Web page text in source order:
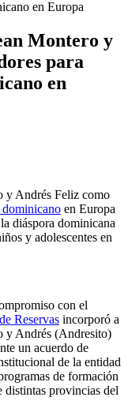
Montero y
para
en
y Andrés Feliz como
en Europa
diáspora dominicana
y adolescentes en
con el
Reservas incorporó a
y Andrés (Andresito)
un acuerdo de
de la entidad
de formación
distintas provincias del